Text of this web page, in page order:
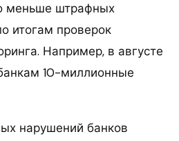
меньше штрафных
итогам проверок
Например, в августе
10-миллионные
нарушений банков